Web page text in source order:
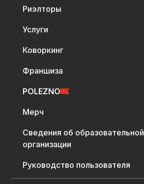
Риэлторы
Услуги
Коворкинг
Франшиза
POLEZNO
Мерч
Сведения об образовательной
организации
Руководство пользователя